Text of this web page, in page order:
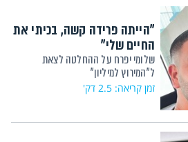
"הייתה פרידה קשה, בכיתי את
החיים שלי"
שלומי יפרח על ההחלטה לצאת
ל"המירוץ למיליון"
זמן קריאה: 2.5 דק'